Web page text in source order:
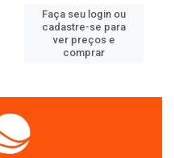
Faça seu login ou
cadastre-se para
ver preços e
comprar